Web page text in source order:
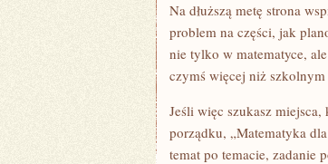
Na dłuższą metę strona
problem na części, jak
nie tylko w matematyce,
czymś więcej niż szkolnym
Jeśli więc szukasz
porządku, „Matematyka
temat po temacie, zadanie